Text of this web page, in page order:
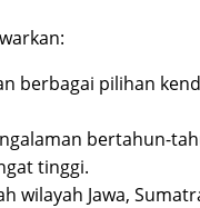
berbagai pilihan
bertahun-
tinggi.
wilayah Jawa,